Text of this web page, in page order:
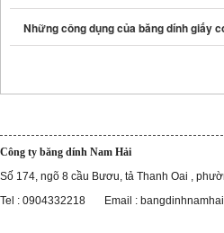
Những công dụng của băng dính giấy
Công ty băng dính Nam Hải
Số 174, ngõ 8 cầu Bươu, tả Thanh Oai ,
Tel : 0904332218 Email :